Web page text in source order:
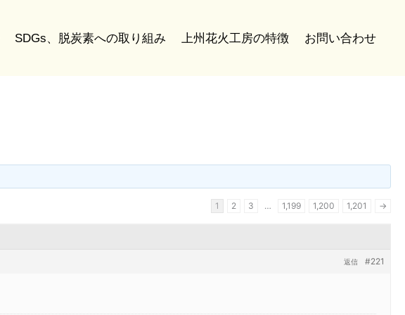
SDGs、脱炭素への取り組み 上州花火工房の特徴 お問い合わせ
1 2 3 … 1,199 1,200 1,201 →
#221
返信